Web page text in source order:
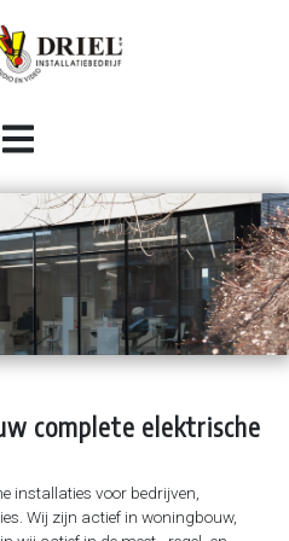
installaties
(industrieel en HVAC)
complete elektrische
installaties voor bedrijven,
Wij zijn actief in woningbouw,